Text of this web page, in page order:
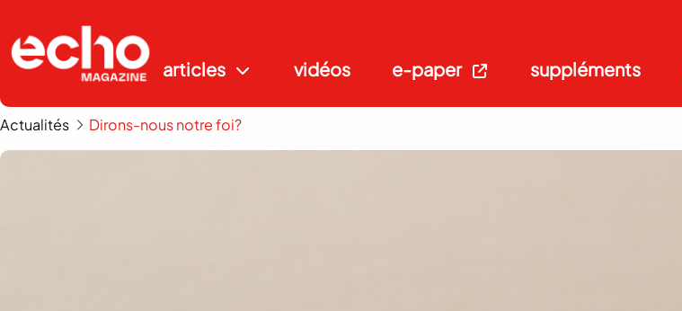
articles vidéos e-paper suppléments
Actualités Dirons-nous notre foi?